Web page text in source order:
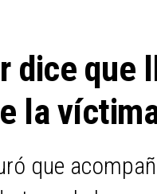
dice que
la
que